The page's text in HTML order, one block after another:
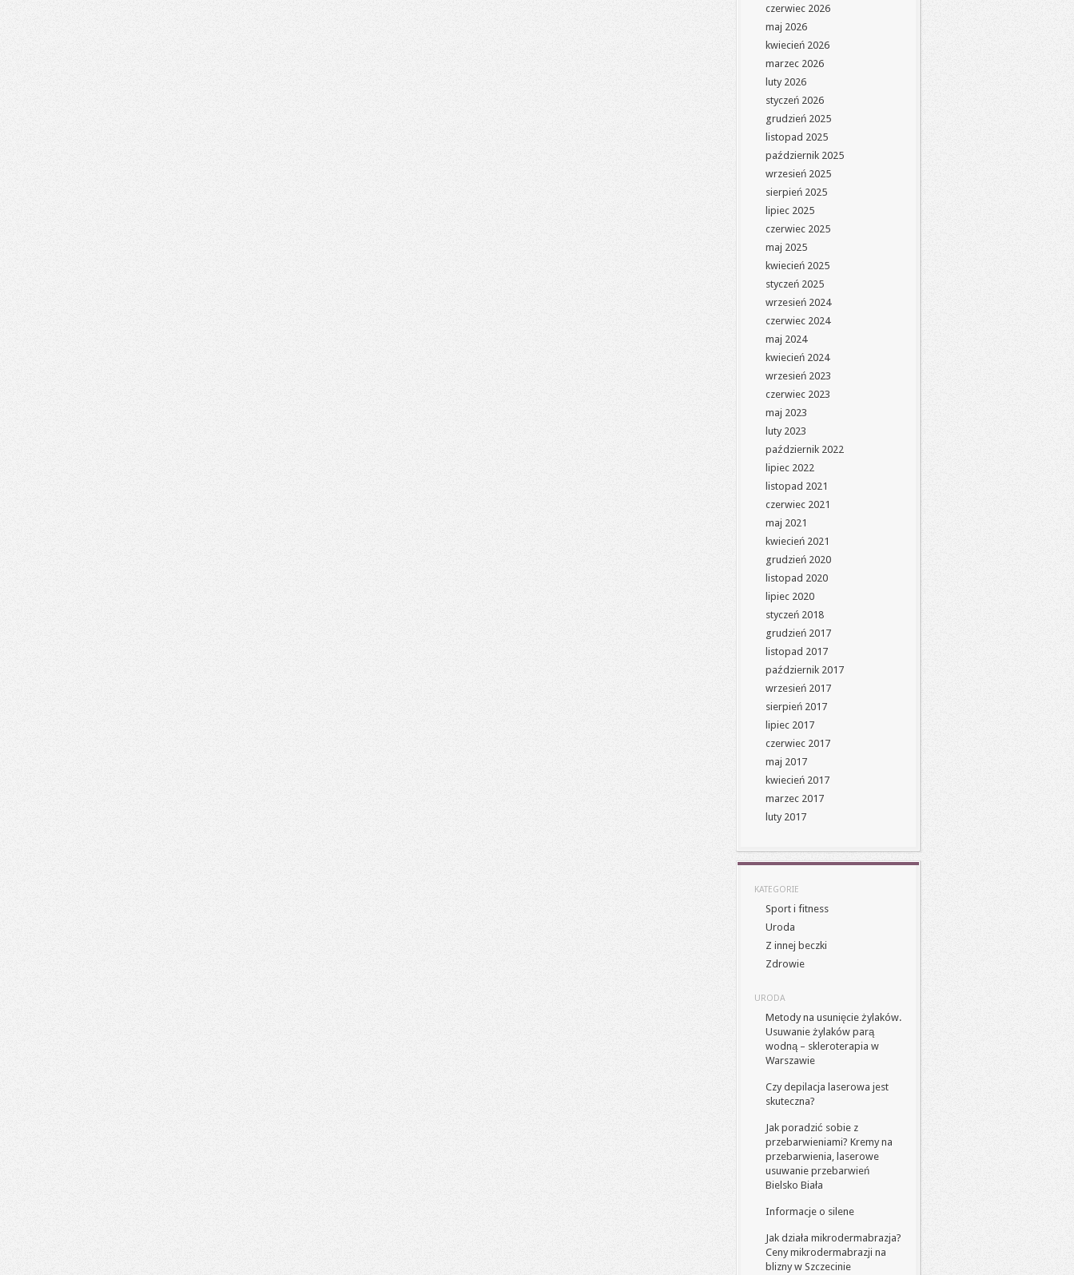
czerwiec 2026
maj 2026
kwiecień 2026
marzec 2026
luty 2026
styczeń 2026
grudzień 2025
listopad 2025
październik 2025
wrzesień 2025
sierpień 2025
lipiec 2025
czerwiec 2025
maj 2025
kwiecień 2025
styczeń 2025
wrzesień 2024
czerwiec 2024
maj 2024
kwiecień 2024
wrzesień 2023
czerwiec 2023
maj 2023
luty 2023
październik 2022
lipiec 2022
listopad 2021
czerwiec 2021
maj 2021
kwiecień 2021
grudzień 2020
listopad 2020
lipiec 2020
styczeń 2018
grudzień 2017
listopad 2017
październik 2017
wrzesień 2017
sierpień 2017
lipiec 2017
czerwiec 2017
maj 2017
kwiecień 2017
marzec 2017
luty 2017
KATEGORIE
Sport i fitness
Uroda
Z innej beczki
Zdrowie
URODA
Metody na usunięcie żylaków.
Usuwanie żylaków parą
wodną – skleroterapia w
Warszawie
Czy depilacja laserowa jest
skuteczna?
Jak poradzić sobie z
przebarwieniami? Kremy na
przebarwienia, laserowe
usuwanie przebarwień
Bielsko Biała
Informacje o silene
Jak działa mikrodermabrazja?
Ceny mikrodermabrazji na
blizny w Szczecinie